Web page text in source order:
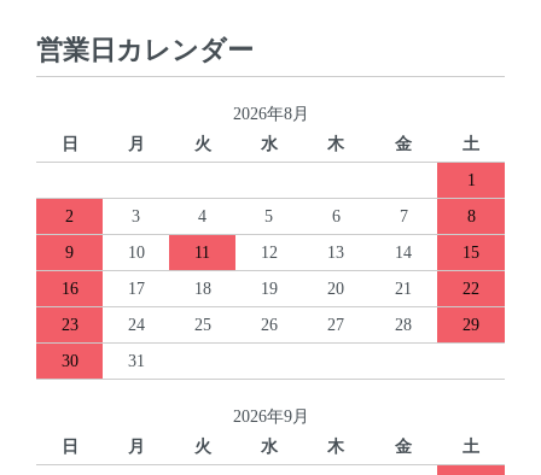
営業日カレンダー
2026年8月
日
月 火 水 木 金
土
1
2
3 4 5 6 7
8
9
10 11 12 13 14
15
16
17 18 19 20 21
22
23
24 25 26 27 28
29
30
31
2026年9月
日
月 火 水 木 金
土